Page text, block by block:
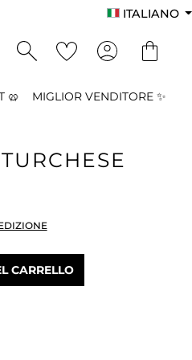
ITALIANO
🥨 MIGLIOR VENDITORE ✨
inserisci la
CARRELLO